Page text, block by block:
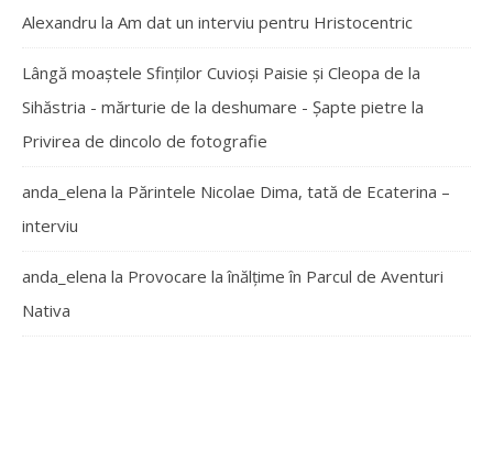
Alexandru la Am dat un interviu pentru Hristocentric
Lângă moaștele Sfinților Cuvioși Paisie și Cleopa de la
Sihăstria - mărturie de la deshumare - Şapte pietre la
Privirea de dincolo de fotografie
anda_elena la Părintele Nicolae Dima, tată de Ecaterina –
interviu
anda_elena la Provocare la înălțime în Parcul de Aventuri
Nativa